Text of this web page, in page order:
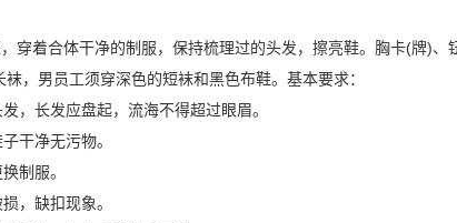
着合体干净的制服，保持梳理过的头发，擦亮鞋。胸卡(牌)、
，男员工须穿深色的短袜和黑色布鞋。基本要求：
长发应盘起，流海不得超过眼眉。
净无污物。
制服。
缺扣现象。